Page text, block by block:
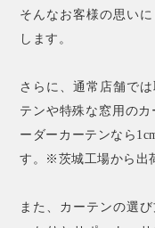
そんなお客様の思い
します。
さらに、通常店舗で
テンや特殊な窓用の
ーダーカーテンなら
す。※茨城工場から出
また、カーテンの選